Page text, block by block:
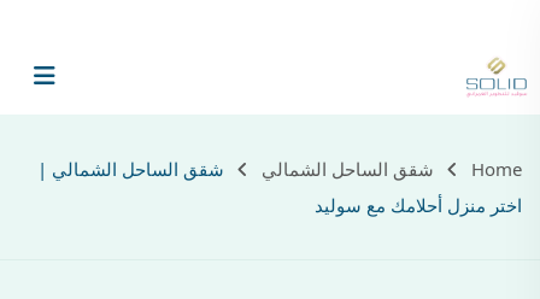
الرئيسية
Home شقق الساحل الشمالي
شقق الساحل الشمالي |
اختر منزل أحلامك مع سوليد